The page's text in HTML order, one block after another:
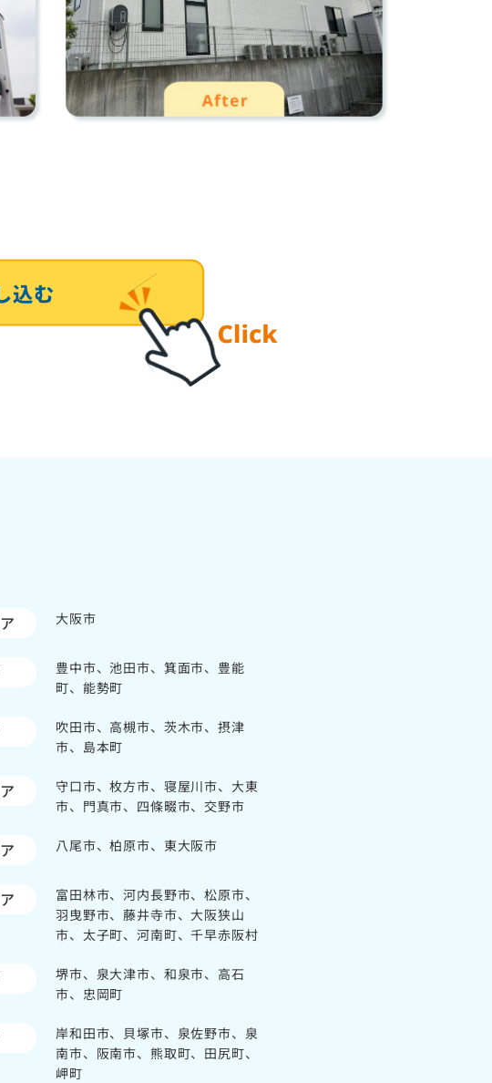
込む
大阪市
豊中市、池田市、箕面市、豊能
町、能勢町
吹田市、高槻市、茨木市、摂津
市、島本町
守口市、枚方市、寝屋川市、大東
市、門真市、四條畷市、交野市
八尾市、柏原市、東大阪市
富田林市、河内長野市、松原市、
羽曳野市、藤井寺市、大阪狭山
市、太子町、河南町、千早赤阪村
堺市、泉大津市、和泉市、高石
市、忠岡町
岸和田市、貝塚市、泉佐野市、泉
南市、阪南市、熊取町、田尻町、
岬町